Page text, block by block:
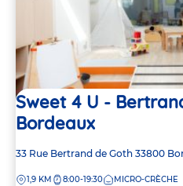
Sweet 4 U -
Bordeaux
Adresse
la
33 Rue Bertrand de Goth 33800
DISTANCE
1,9 KM 8:00-19:30 MICRO-CRÈCHE